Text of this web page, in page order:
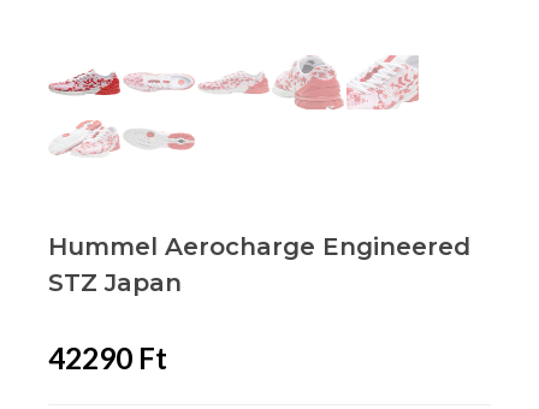
Hummel Aerocharge Engineered
STZ Japan
42290 Ft